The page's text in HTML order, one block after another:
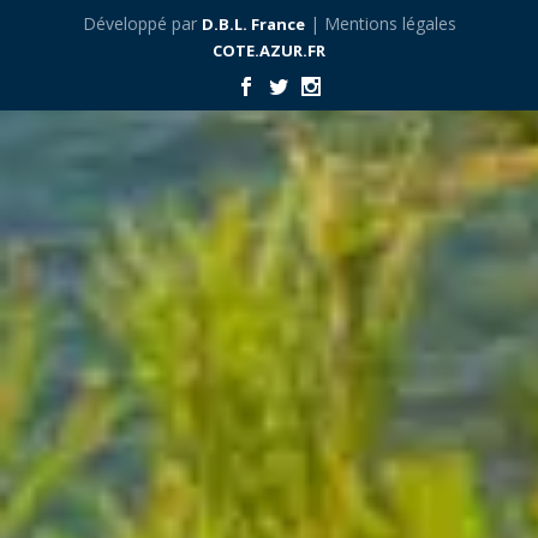
Développé par D.B.L. France| Mentions légales
COTE.AZUR.FR